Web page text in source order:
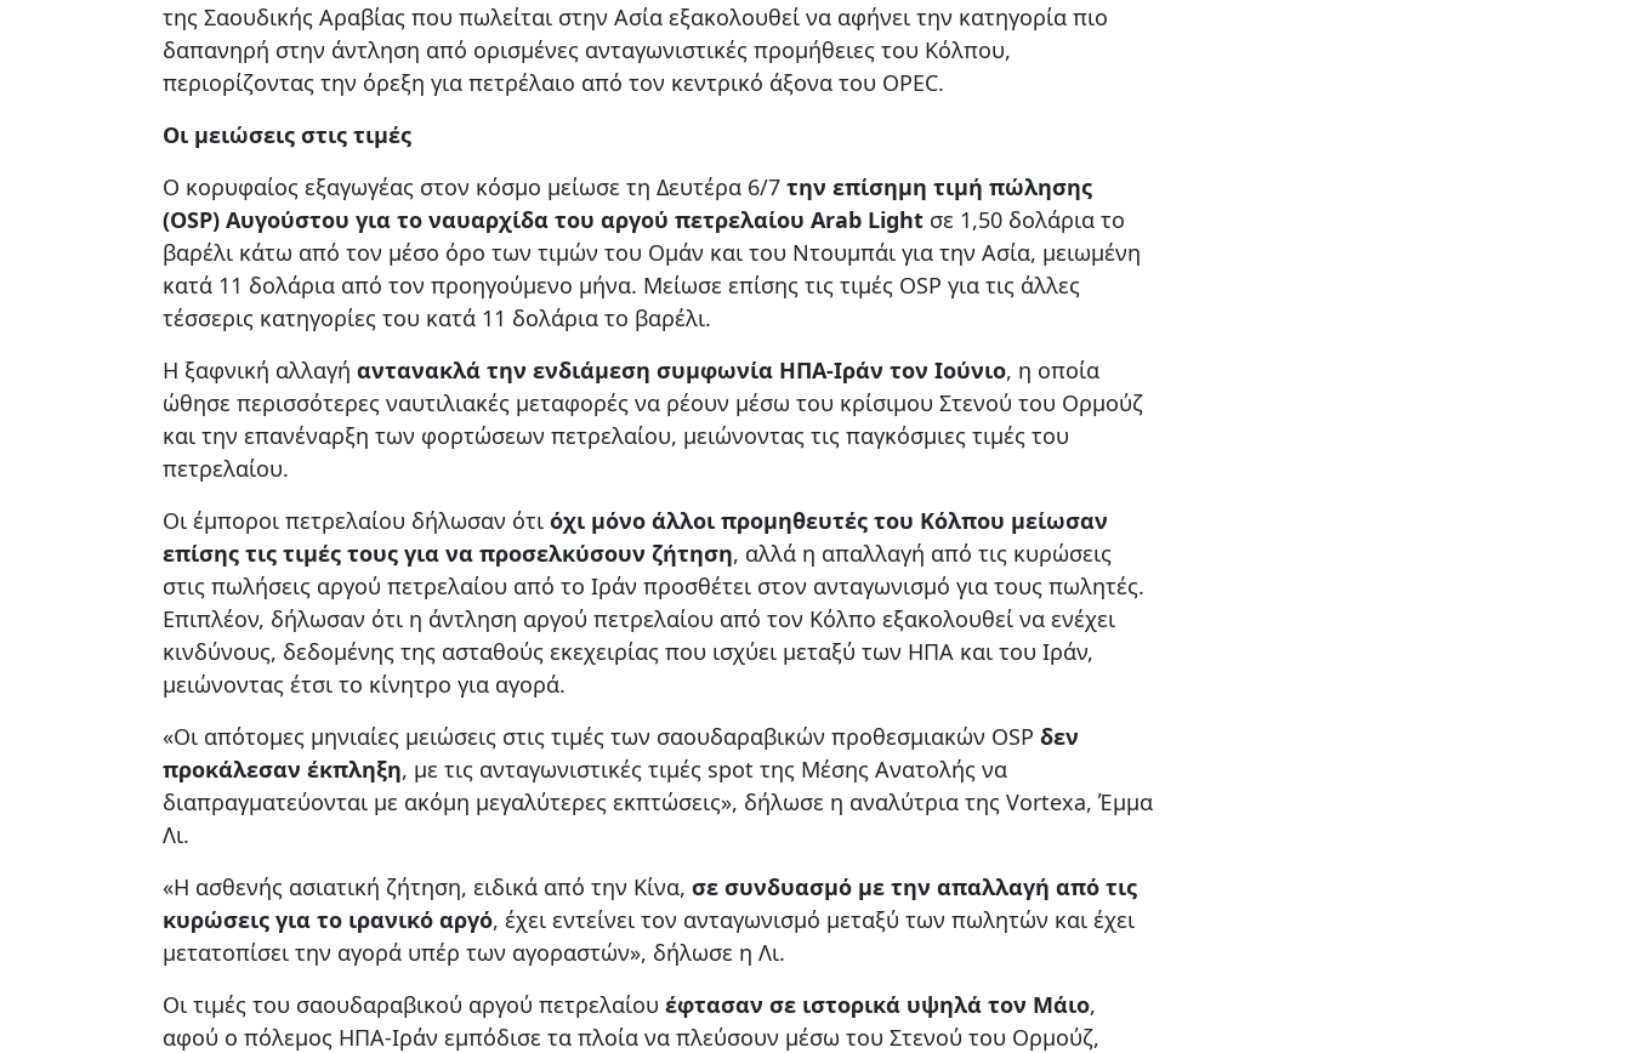
της Σαουδικής Αραβίας που πωλείται στην Ασία εξακολουθεί να αφήνει την κατηγορία πιο
δαπανηρή στην άντληση από ορισμένες ανταγωνιστικές προμήθειες του Κόλπου,
περιορίζοντας την όρεξη για πετρέλαιο από τον κεντρικό άξονα του OPEC.
Οι μειώσεις στις τιμές
Ο κορυφαίος εξαγωγέας στον κόσμο μείωσε τη Δευτέρα 6/7 την επίσημη τιμή πώλησης
(OSP) Αυγούστου για το ναυαρχίδα του αργού πετρελαίου Arab Light σε 1,50 δολάρια το
βαρέλι κάτω από τον μέσο όρο των τιμών του Ομάν και του Ντουμπάι για την Ασία, μειωμένη
κατά 11 δολάρια από τον προηγούμενο μήνα. Μείωσε επίσης τις τιμές OSP για τις άλλες
τέσσερις κατηγορίες του κατά 11 δολάρια το βαρέλι.
Η ξαφνική αλλαγή αντανακλά την ενδιάμεση συμφωνία ΗΠΑ-Ιράν τον Ιούνιο, η οποία
ώθησε περισσότερες ναυτιλιακές μεταφορές να ρέουν μέσω του κρίσιμου Στενού του Ορμούζ
και την επανέναρξη των φορτώσεων πετρελαίου, μειώνοντας τις παγκόσμιες τιμές του
πετρελαίου.
Οι έμποροι πετρελαίου δήλωσαν ότι όχι μόνο άλλοι προμηθευτές του Κόλπου μείωσαν
επίσης τις τιμές τους για να προσελκύσουν ζήτηση, αλλά η απαλλαγή από τις κυρώσεις
στις πωλήσεις αργού πετρελαίου από το Ιράν προσθέτει στον ανταγωνισμό για τους πωλητές.
Επιπλέον, δήλωσαν ότι η άντληση αργού πετρελαίου από τον Κόλπο εξακολουθεί να ενέχει
κινδύνους, δεδομένης της ασταθούς εκεχειρίας που ισχύει μεταξύ των ΗΠΑ και του Ιράν,
μειώνοντας έτσι το κίνητρο για αγορά.
«Οι απότομες μηνιαίες μειώσεις στις τιμές των σαουδαραβικών προθεσμιακών OSP δεν
προκάλεσαν έκπληξη, με τις ανταγωνιστικές τιμές spot της Μέσης Ανατολής να
διαπραγματεύονται με ακόμη μεγαλύτερες εκπτώσεις», δήλωσε η αναλύτρια της Vortexa, Έμμα
Λι.
«Η ασθενής ασιατική ζήτηση, ειδικά από την Κίνα, σε συνδυασμό με την απαλλαγή από τις
κυρώσεις για το ιρανικό αργό, έχει εντείνει τον ανταγωνισμό μεταξύ των πωλητών και έχει
μετατοπίσει την αγορά υπέρ των αγοραστών», δήλωσε η Λι.
Οι τιμές του σαουδαραβικού αργού πετρελαίου έφτασαν σε ιστορικά υψηλά τον Μάιο,
αφού ο πόλεμος ΗΠΑ-Ιράν εμπόδισε τα πλοία να πλεύσουν μέσω του Στενού του Ορμούζ,